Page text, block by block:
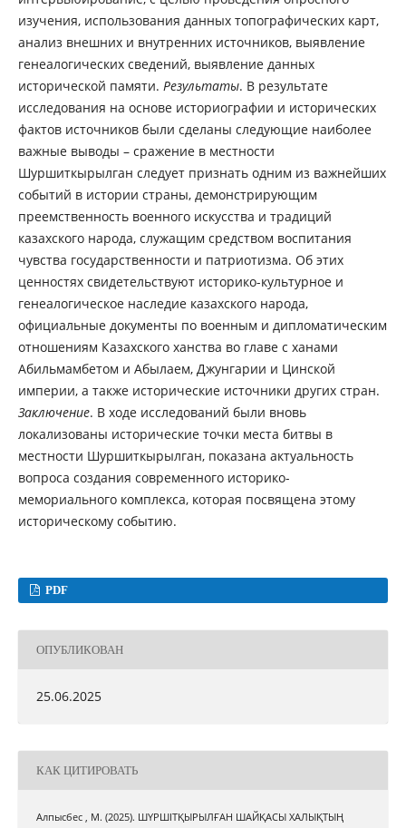
изучения, использования данных топографических карт,
анализ внешних и внутренних источников, выявление
генеалогических сведений, выявление данных
исторической памяти. Результаты. В результате
исследования на основе историографии и исторических
фактов источников были сделаны следующие наиболее
важные выводы – сражение в местности
Шуршиткырылган следует признать одним из важнейших
событий в истории страны, демонстрирующим
преемственность военного искусства и традиций
казахского народа, служащим средством воспитания
чувства государственности и патриотизма. Об этих
ценностях свидетельствуют историко-культурное и
генеалогическое наследие казахского народа,
официальные документы по военным и дипломатическим
отношениям Казахского ханства во главе с ханами
Абильмамбетом и Абылаем, Джунгарии и Цинской
империи, а также исторические источники других стран.
Заключение. В ходе исследований были вновь
локализованы исторические точки места битвы в
местности Шуршиткырылган, показана актуальность
вопроса создания современного историко-
мемориального комплекса, которая посвящена этому
историческому событию.
PDF
ОПУБЛИКОВАН
25.06.2025
КАК ЦИТИРОВАТЬ
Алпысбес , М. (2025). ШҮРШІТҚЫРЫЛҒАН ШАЙҚАСЫ ХАЛЫҚТЫҢ